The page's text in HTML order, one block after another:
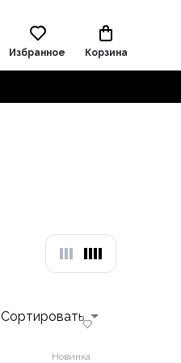
Избранное Корзина
Сортировать
Новинка